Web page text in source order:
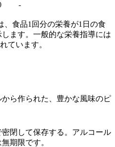
-
食品1回分の栄養が1日の食
ます。一般的な栄養指導には
ています。
ら作られた、豊かな風味のピ
閉して保存する。アルコール
期限です。